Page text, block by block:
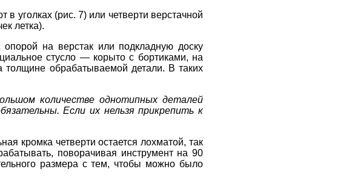
уголках (рис. 7) или четверти верстачной
летка).
на верстак или подкладную доску
стусло — корыто с бортиками, на
толщине обрабатываемой детали. В таких
количестве однотипных деталей
Если их нельзя прикрепить к
кромка четверти остается лохматой, так
поворачивая инструмент на 90
размера с тем, чтобы можно было